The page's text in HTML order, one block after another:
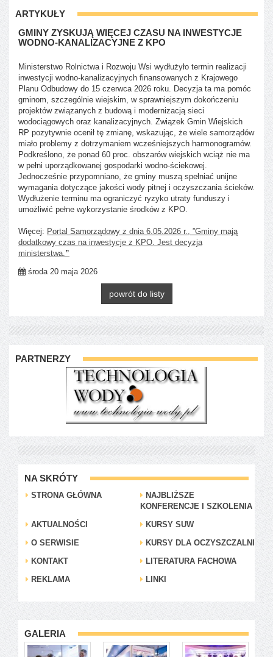
ARTYKUŁY
GMINY ZYSKUJĄ WIĘCEJ CZASU NA INWESTYCJE
WODNO-KANALIZACYJNE Z KPO
Ministerstwo Rolnictwa i Rozwoju Wsi wydłużyło termin realizacji
inwestycji wodno-kanalizacyjnych finansowanych z Krajowego
Planu Odbudowy do 15 czerwca 2026 roku. Decyzja ta ma pomóc
gminom, szczególnie wiejskim, w sprawniejszym dokończeniu
projektów związanych z budową i modernizacją sieci
wodociągowych oraz kanalizacyjnych. Związek Gmin Wiejskich
RP pozytywnie ocenił tę zmianę, wskazując, że wiele samorządów
miało problemy z dotrzymaniem wcześniejszych harmonogramów.
Podkreślono, że ponad 60 proc. obszarów wiejskich wciąż nie ma
w pełni uporządkowanej gospodarki wodno-ściekowej.
Jednocześnie przypomniano, że gminy muszą spełniać unijne
wymagania dotyczące jakości wody pitnej i oczyszczania ścieków.
Wydłużenie terminu ma ograniczyć ryzyko utraty funduszy i
umożliwić pełne wykorzystanie środków z KPO.
Więcej: Portal Samorządowy z dnia 6.05.2026 r., ”Gminy mają
dodatkowy czas na inwestycje z KPO. Jest decyzja
ministerstwa. ”
środa 20 maja 2026
powrót do listy
PARTNERZY
NA SKRÓTY
STRONA GŁÓWNA
NAJBLIŻSZE
KONFERENCJE I SZKOLENIA
AKTUALNOŚCI
KURSY SUW
O SERWISIE
KURSY DLA OCZYSZCZALNI
KONTAKT
LITERATURA FACHOWA
REKLAMA
LINKI
GALERIA